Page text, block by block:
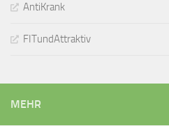
AntiKrank
FITundAttraktiv
MEHR